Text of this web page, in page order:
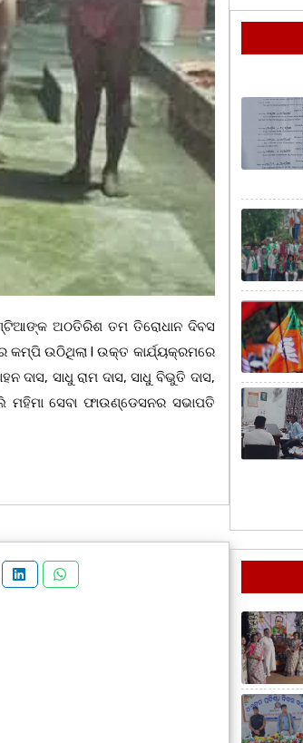
ଅଠତିରିଶ ତମ ତିରୋଧାନ ଦିବସ
କମ୍ପି ଉଠିଥିଲା l ଉକ୍ତ କାର୍ଯ୍ୟକ୍ରମରେ
ସାଧୁ ରାମ ଦାସ, ସାଧୁ ବିଭୁତି ଦାସ,
ସେବା ଫାଉଣ୍ଡେସନର ସଭାପତି